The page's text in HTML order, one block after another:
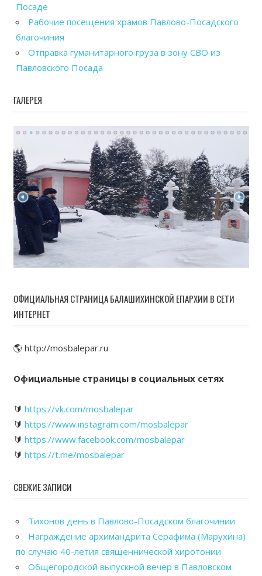
Посаде
Рабочие посещения храмов Павлово-Посадского
благочиния
Отправка гуманитарного груза в зону СВО из
Павловского Посада
ГАЛЕРЕЯ
ОФИЦИАЛЬНАЯ СТРАНИЦА БАЛАШИХИНСКОЙ ЕПАРХИИ В СЕТИ
ИНТЕРНЕТ
🌎 http://mosbalepar.ru
Официальные страницы в социальных сетях
🔰 https://vk.com/mosbalepar
🔰 https://www.instagram.com/mosbalepar
🔰 https://www.facebook.com/mosbalepar
🔰 https://t.me/mosbalepar
СВЕЖИЕ ЗАПИСИ
Тихонов день в Павлово-Посадском благочинии
Награждение архимандрита Серафима (Марухина)
по случаю 40-летия священнической хиротонии
Общегородской выпускной вечер в Павловском